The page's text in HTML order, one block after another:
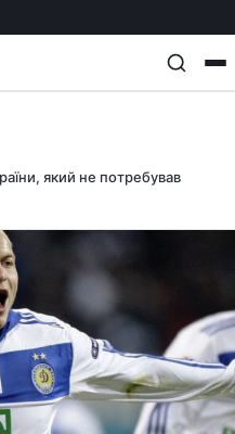
який не потребував